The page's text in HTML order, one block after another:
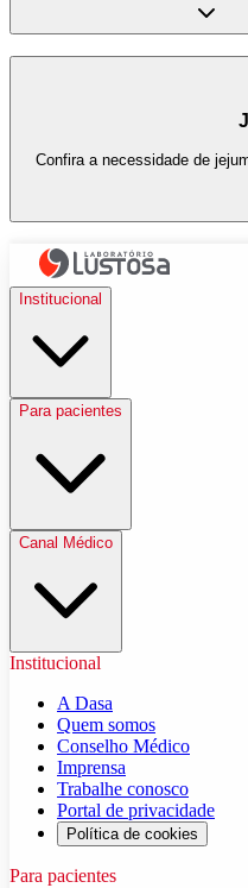
Confira a necessidade de
Institucional
Para pacientes
Canal Médico
Institucional
A Dasa
Quem somos
Conselho Médico
Imprensa
Trabalhe conosco
Portal de privacidade
Política de cookies
Para pacientes